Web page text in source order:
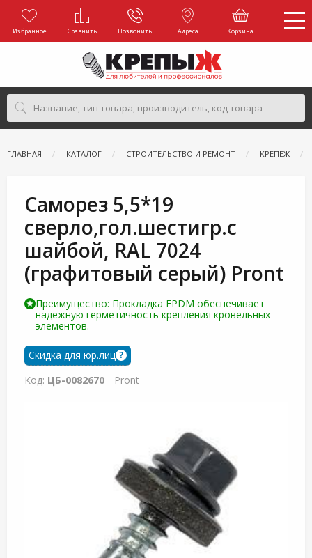
Избранное Сравнить Позвонить Адреса Корзина
ГЛАВНАЯ КАТАЛОГ СТРОИТЕЛЬСТВО И РЕМОНТ КРЕПЕЖ
Саморез 5,5*19
сверло,гол.шестигр.с
шайбой, RAL 7024
(графитовый серый) Pront
Преимущество: Прокладка EPDM обеспечивает
надежную герметичность крепления кровельных
элементов.
Скидка для юр.лиц ?
Код: ЦБ-0082670 Pront